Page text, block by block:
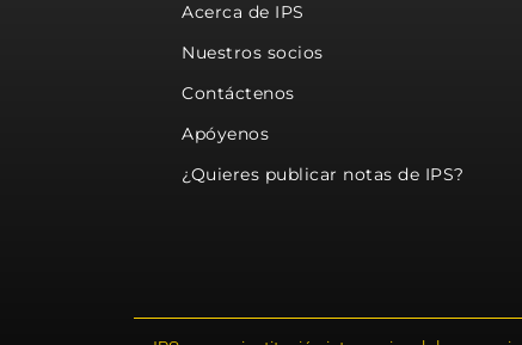
Acerca de IPS
Nuestros socios
Contáctenos
Apóyenos
¿Quieres publicar notas de IPS?